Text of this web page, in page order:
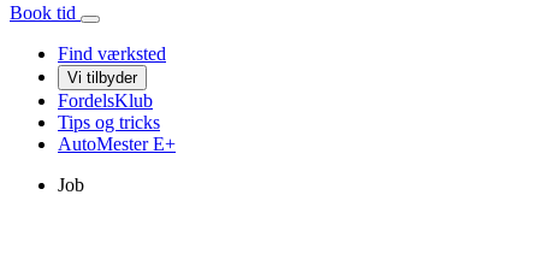
Book tid
Find værksted
Vi tilbyder
FordelsKlub
Tips og tricks
AutoMesterE+
Job